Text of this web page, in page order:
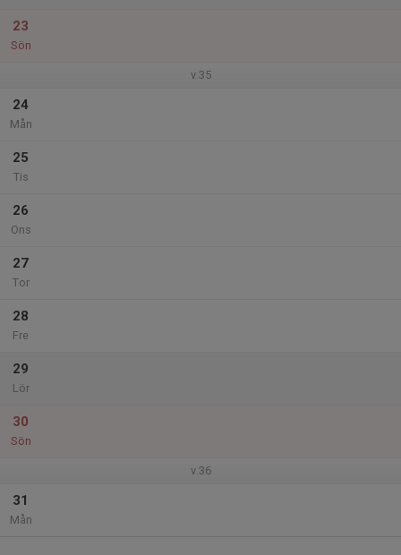
23
Sön
v.35
24
Mån
25
Tis
26
Ons
27
Tor
28
Fre
29
Lör
30
Sön
v.36
31
Mån